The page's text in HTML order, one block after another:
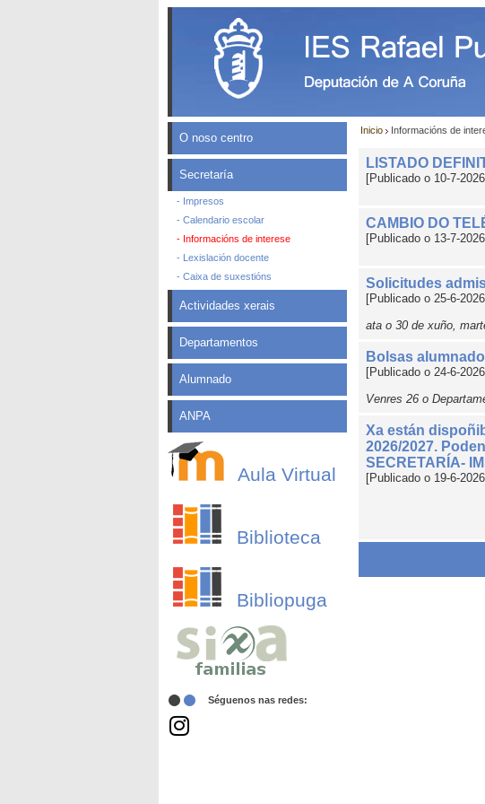
O noso centro
Secretaría
- Impresos
- Calendario escolar
- Informacións de interese
- Lexislación docente
- Caixa de suxestións
Actividades xerais
Departamentos
Alumnado
ANPA
Aula Virtual
Biblioteca
Bibliopuga
Séguenos nas redes:
Inicio Informacións de
LISTADO
[Publicado o 10-7-
CAMBIO DO
[Publicado o 13-7-
Solicitudes
[Publicado o 25-6-
ata o 30 de xuño,
Bolsas
[Publicado o 24-6-
Venres 26 o
Xa están
2026/2027.
SECRETARÍA-
[Publicado o 19-6-